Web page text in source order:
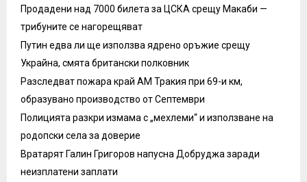
Продадени над 7000 билета за ЦСКА срещу Макаби —
трибуните се нагорещяват
Путин едва ли ще използва ядрено оръжие срещу
Украйна, смята британски полковник
Разследват пожара край АМ Тракия при 69-и км,
образувано производство от Септември
Полицията разкри измама с „мехлеми“ и използване на
родопски села за доверие
Вратарят Галин Григоров напусна Добруджа заради
неизплатени заплати